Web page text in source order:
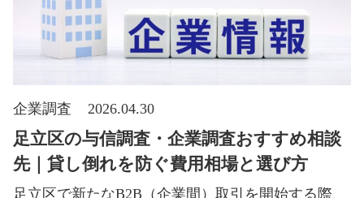
企業調査 2026.04.30
足立区の与信調査・企業調査おすすめ相談
先｜貸し倒れを防ぐ費用相場と選び方
足立区で新たなB2B（企業間）取引を開始する際、